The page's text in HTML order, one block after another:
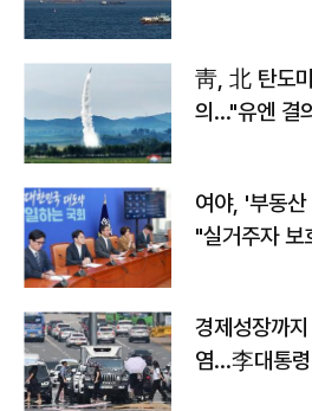
靑, 北 탄도
의…"유엔 결
여야, '부동
"실거주자
경제성장까
염…李대통